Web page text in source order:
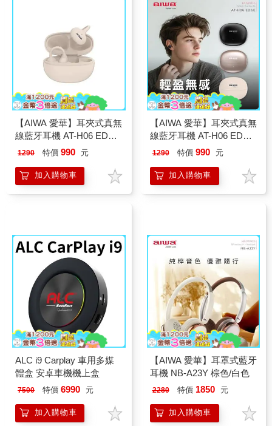
【AIWA 愛華】耳夾式真無
線藍牙耳機 AT-H06 EDGE
白色
1290 特價 990 元
加入購物車
【AIWA 愛華】耳夾式真無
線藍牙耳機 AT-H06 EDGE
香檳金
1290 特價 990 元
加入購物車
ALC i9 Carplay 車用多媒
體盒 安卓車機機上盒
7500 特價 6990 元
加入購物車
【AIWA 愛華】耳罩式藍牙
耳機 NB-A23Y 棕色/白色
2280 特價 1850 元
加入購物車